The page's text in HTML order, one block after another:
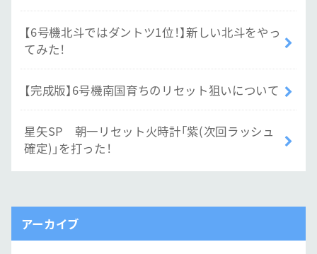
【6号機北斗ではダントツ1位！】新しい北斗をやっ
てみた！
【完成版】6号機南国育ちのリセット狙いについて
星矢SP 朝一リセット火時計「紫(次回ラッシュ
確定)」を打った！
アーカイブ